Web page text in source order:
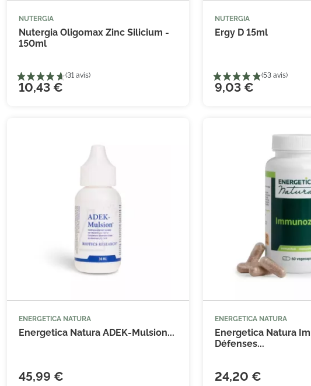

NUTERGIA
Nutergia Oligomax Zinc Silicium -
150ml
10,43 €
NUTERGIA
Ergy D 15ml
9,03 €
ENERGETICA NATURA
Energetica Natura ADEK-Mulsion...
45,99 €
ENERGETICA NATURA
Energetica Natura
Défenses...
24,20 €